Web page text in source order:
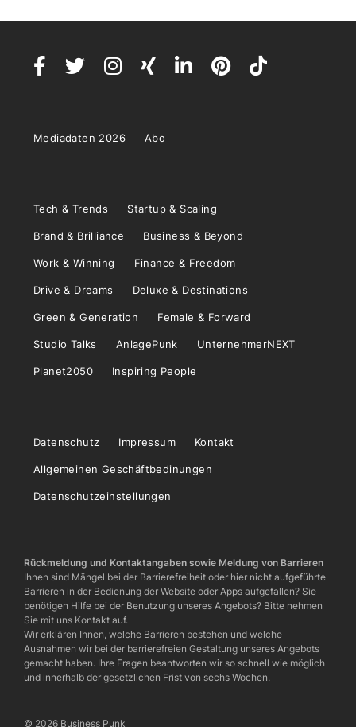
Mediadaten 2026 Abo
Tech & Trends Startup & Scaling
Brand & Brilliance Business & Beyond
Work & Winning Finance & Freedom
Drive & Dreams Deluxe & Destinations
Green & Generation Female & Forward
Studio Talks AnlagePunk UnternehmerNEXT
Planet2050 Inspiring People
Datenschutz Impressum Kontakt
Allgemeinen Geschäftbedinungen
Datenschutzeinstellungen
Rückmeldung und Kontaktangaben sowie Meldung von Barrieren
Ihnen sind Mängel bei der Barrierefreiheit oder hier nicht aufgeführte
Barrieren in der Bedienung der Website oder Apps aufgefallen? Sie
benötigen Hilfe bei der Benutzung unseres Angebots? Bitte nehmen
Sie mit uns Kontakt auf.
Wir erklären Ihnen, welche Barrieren bestehen und welche
Ausnahmen wir bei der barrierefreien Gestaltung unseres Angebots
gemacht haben. Ihre Fragen beantworten wir so schnell wie möglich
und innerhalb der gesetzlichen Frist von sechs Wochen.
© 2026 Business Punk